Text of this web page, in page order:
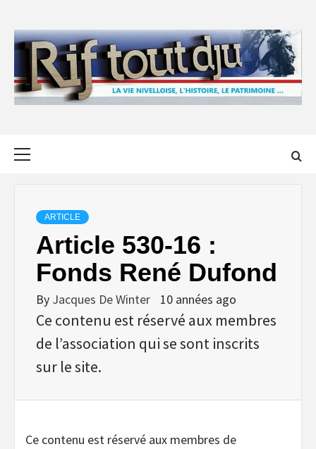
content
ARTICLE
Article 530-16 :
Fonds René Dufond
By Jacques De Winter 10 années ago
Ce contenu est réservé aux membres
de l’association qui se sont inscrits
sur le site.
Ce contenu est réservé aux membres de